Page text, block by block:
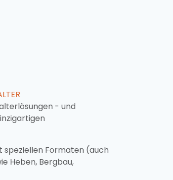
- und
speziellen Formaten (auch
Heben, Bergbau,